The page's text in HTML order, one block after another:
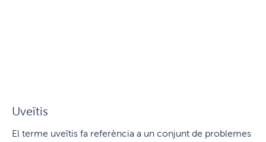
Uveïtis
El terme uveïtis fa referència a un conjunt de problemes